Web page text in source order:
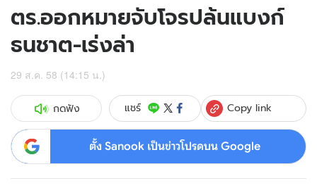
ตร.ออกหมายจับโจรปล้นแบงก์
ธนชาต-เร่งล่า
29 ส.ค. 58 (14:15 น.)
กดฟัง แชร์ Copy link
ตั้ง Sanook เป็นข่าวโปรดบน Google